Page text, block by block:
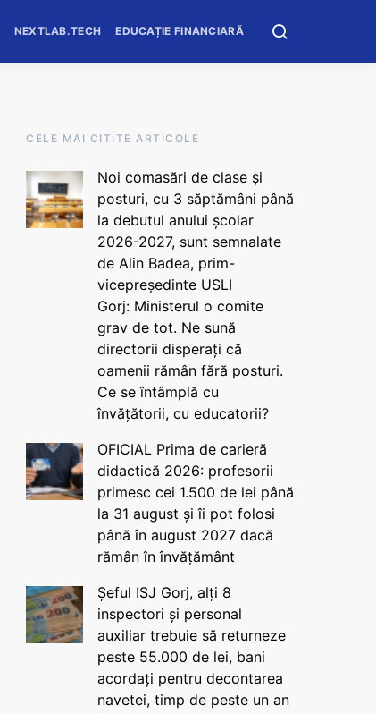
NEXTLAB.TECH EDUCAȚIE FINANCIARĂ
CELE MAI CITITE ARTICOLE
Noi comasări de clase și
posturi, cu 3 săptămâni până
la debutul anului școlar
2026-2027, sunt semnalate
de Alin Badea, prim-
vicepreședinte USLI
Gorj: Ministerul o comite
grav de tot. Ne sună
directorii disperați că
oamenii rămân fără posturi.
Ce se întâmplă cu
învățătorii, cu educatorii?
OFICIAL Prima de carieră
didactică 2026: profesorii
primesc cei 1.500 de lei până
la 31 august și îi pot folosi
până în august 2027 dacă
rămân în învățământ
Șeful ISJ Gorj, alți 8
inspectori și personal
auxiliar trebuie să returneze
peste 55.000 de lei, bani
acordați pentru decontarea
navetei, timp de peste un an